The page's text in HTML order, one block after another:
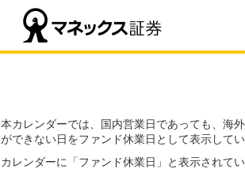
本カレンダーでは、国内営業日であっても、海
ができない日をファンド休業日として表示して
カレンダーに「ファンド休業日」と表示されて